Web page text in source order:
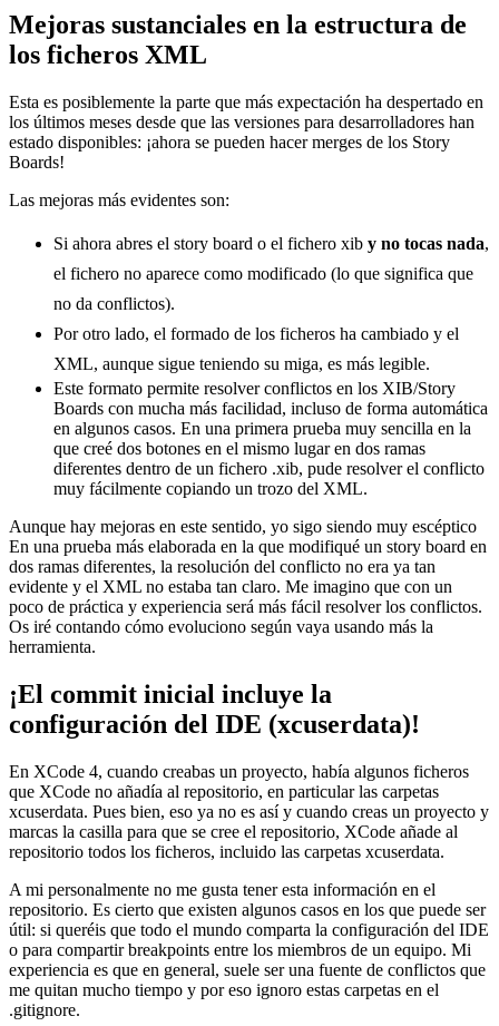
Mejoras sustanciales en la estructura de
los ficheros XML
Esta es posiblemente la parte que más expectación ha despertado en
los últimos meses desde que las versiones para desarrolladores han
estado disponibles: ¡ahora se pueden hacer merges de los Story
Boards!
Las mejoras más evidentes son:
Si ahora abres el story board o el fichero xib y no tocas nada,
el fichero no aparece como modificado (lo que significa que
no da conflictos).
Por otro lado, el formado de los ficheros ha cambiado y el
XML, aunque sigue teniendo su miga, es más legible.
Este formato permite resolver conflictos en los XIB/Story
Boards con mucha más facilidad, incluso de forma automática
en algunos casos. En una primera prueba muy sencilla en la
que creé dos botones en el mismo lugar en dos ramas
diferentes dentro de un fichero .xib, pude resolver el conflicto
muy fácilmente copiando un trozo del XML.
Aunque hay mejoras en este sentido, yo sigo siendo muy escéptico
En una prueba más elaborada en la que modifiqué un story board en
dos ramas diferentes, la resolución del conflicto no era ya tan
evidente y el XML no estaba tan claro. Me imagino que con un
poco de práctica y experiencia será más fácil resolver los conflictos.
Os iré contando cómo evoluciono según vaya usando más la
herramienta.
¡El commit inicial incluye la
configuración del IDE (xcuserdata)!
En XCode 4, cuando creabas un proyecto, había algunos ficheros
que XCode no añadía al repositorio, en particular las carpetas
xcuserdata. Pues bien, eso ya no es así y cuando creas un proyecto y
marcas la casilla para que se cree el repositorio, XCode añade al
repositorio todos los ficheros, incluido las carpetas xcuserdata.
A mi personalmente no me gusta tener esta información en el
repositorio. Es cierto que existen algunos casos en los que puede ser
útil: si queréis que todo el mundo comparta la configuración del IDE
o para compartir breakpoints entre los miembros de un equipo. Mi
experiencia es que en general, suele ser una fuente de conflictos que
me quitan mucho tiempo y por eso ignoro estas carpetas en el
.gitignore.